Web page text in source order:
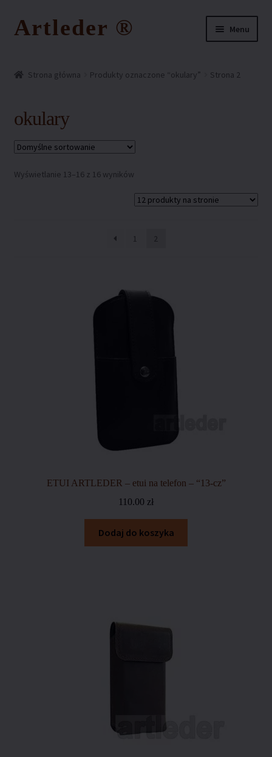
Przejdź
do
Przejdź
do
Artleder ® Menu
Kontakt z nami
Koszyk
Polityka prywatności
Strona główna Produkty oznaczone “okulary” Strona 2
okulary
Wyświetlanie 13–16 z 16 wyników
1 2
ETUI ARTLEDER – etui na telefon – “13-cz”
110.00 zł
Dodaj do koszyka